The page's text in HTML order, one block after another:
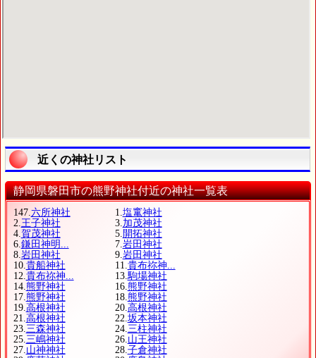
近くの神社リスト
静岡県磐田市の熊野神社付近の神社一覧表
147.六所神社 1.塩竃神社
2.王子神社 3.加茂神社
4.賀茂神社 5.開拓神社
6.鎌田神明... 7.岩田神社
8.岩田神社 9.岩田神社
10.貴船神社 11.貴布祢神...
12.貴布祢神... 13.駒場神社
14.熊野神社 16.熊野神社
17.熊野神社 18.熊野神社
19.高根神社 20.高根神社
21.高根神社 22.坂本神社
23.三森神社 24.三柱神社
25.三嶋神社 26.山王神社
27.山神神社 28.子倉神社